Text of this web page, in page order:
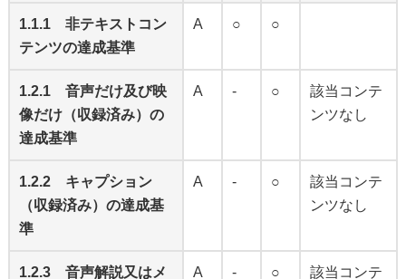
1.1.1 非テキストコン
テンツの達成基準
A ○ ○
1.2.1 音声だけ及び映
像だけ（収録済み）の
達成基準
A - ○
該当コンテ
ンツなし
1.2.2 キャプション
（収録済み）の達成基
準
A - ○
該当コンテ
ンツなし
1.2.3 音声解説又はメ A - ○ 該当コンテ